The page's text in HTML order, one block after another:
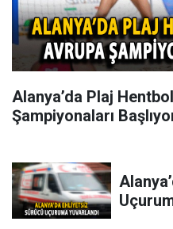
Alanya’da Plaj
Şampiyonaları